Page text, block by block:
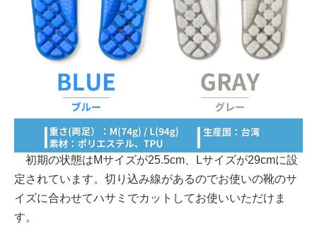
初期の状態はMサイズが25.5cm、Lサイズが29cmに設
定されています。切り込み線があるのでお使いの靴のサ
イズに合わせてハサミでカットしてお使いいただけま
す。